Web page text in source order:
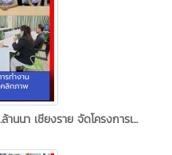
นนา เชียงราย จัดโครงการเ...